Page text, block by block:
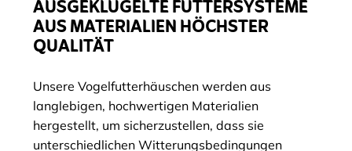
AUSGEKLÜGELTE FUTTERSYSTEME
AUS MATERIALIEN HÖCHSTER
QUALITÄT
Unsere Vogelfutterhäuschen werden aus
langlebigen, hochwertigen Materialien
hergestellt, um sicherzustellen, dass sie
unterschiedlichen Witterungsbedingungen